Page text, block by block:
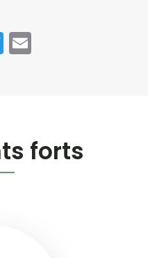
Twitter
forts